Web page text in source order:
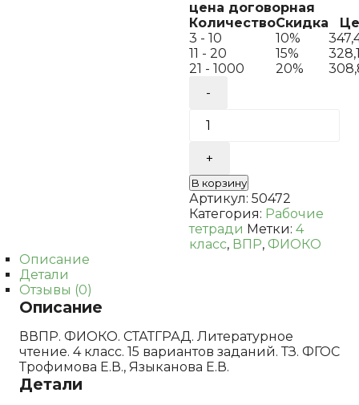
цена договорная
КоличествоСкидка
3 - 10
10%
11 - 20
15%
21 - 1000
20%
чтение.
4
класс.
15
вариантов
заданий.
Е.В.
В корзину
Артикул: 50472
Категория: Рабочие
тетради Метки: 4
класс, ВПР, ФИОКО
Описание
Детали
Отзывы (0)
Описание
ВВПР. ФИОКО. СТАТГРАД. Литературное
чтение. 4 класс. 15 вариантов заданий. ТЗ. ФГОС
Трофимова Е.В., Языканова Е.В.
Детали